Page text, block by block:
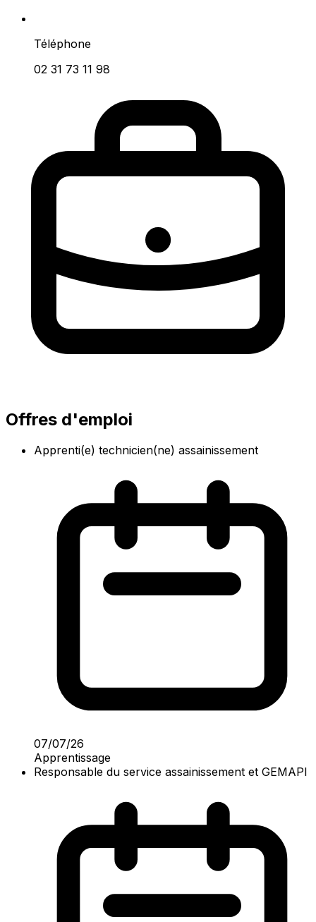
Téléphone
02 31 73 11 98
Offres d'emploi
Apprenti(e) technicien(ne) assainissement
07/07/26
Apprentissage
Responsable du service assainissement et GEMAPI